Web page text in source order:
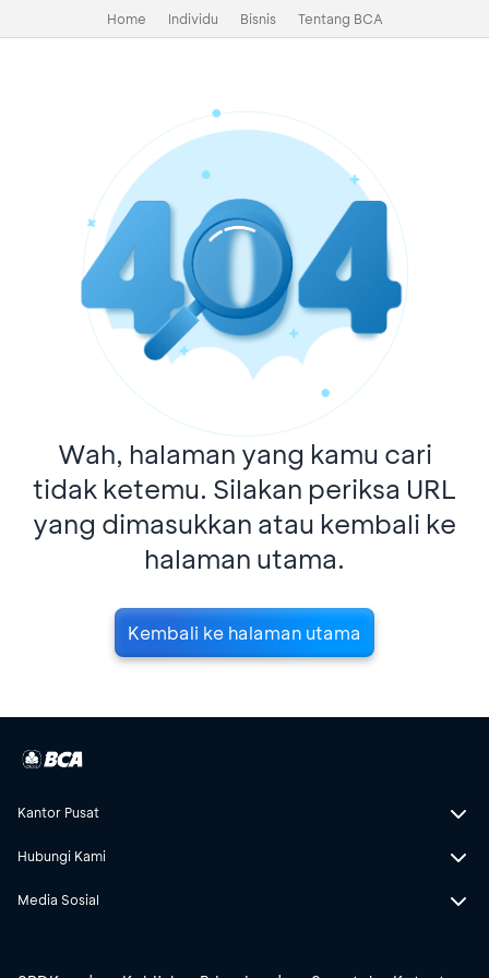
Home Individu Bisnis Tentang BCA
Wah, halaman yang kamu cari
tidak ketemu. Silakan periksa URL
yang dimasukkan atau kembali ke
halaman utama.
Kembali ke halaman utama
Kantor Pusat
Hubungi Kami
Media Sosial